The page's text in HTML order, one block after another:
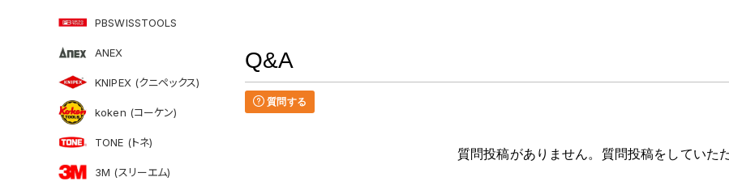
PBSWISSTOOLS
ANEX
KNIPEX (クニペックス)
koken (コーケン)
TONE (トネ)
3M (スリーエム)
Q&A
質問する
質問投稿がありません。質問投稿をしていた